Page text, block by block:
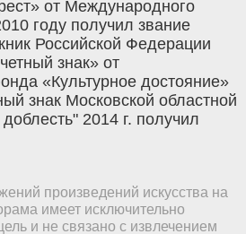
от Международного
году получил звание
Российской Федерации
знак» от
«Культурное достояние»
знак Московской областной
2014 г. получил
произведений искусства на
имеет исключительно
и не связано с извлечением